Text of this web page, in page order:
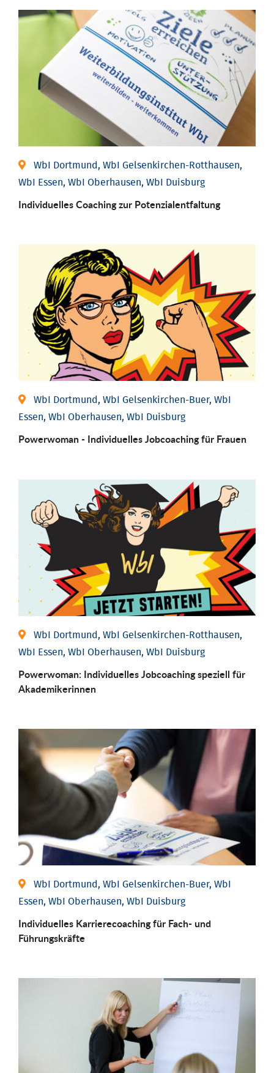
WbI Dortmund, WbI Gelsenkirchen-Rotthausen,
WbI Essen, WbI Oberhausen, WbI Duisburg
Individuelles Coaching zur Potenzialentfaltung
WbI Dortmund, WbI Gelsenkirchen-Buer, WbI
Essen, WbI Oberhausen, WbI Duisburg
Powerwoman - Individu­elles Job­coaching für Frauen
WbI Dortmund, WbI Gelsenkirchen-Rotthausen,
WbI Essen, WbI Oberhausen, WbI Duisburg
Powerwoman: Individu­elles Job­coaching speziell für
Aka­demiker­innen
WbI Dortmund, WbI Gelsenkirchen-Buer, WbI
Essen, WbI Oberhausen, WbI Duisburg
Individu­elles Karrierecoaching für Fach-­ und
Führungs­kräfte